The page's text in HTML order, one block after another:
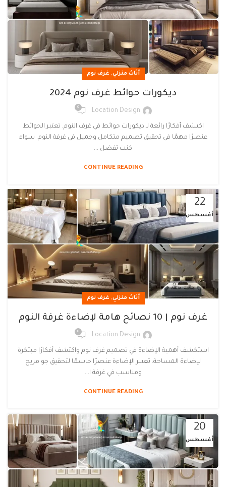
أثاث منزلي, غرف نوم
ديكورات حوائط غرف نوم 2024
Location Design
0
اكتشف أفكارًا رائعة لـ ديكورات حوائط في غرف النوم. تعتبر الحوائط
عنصرًا مهمًا في تحقيق تصميم متكامل وجميل في غرفة النوم. سواء
كنت تفضل ...
CONTINUE READING
22
أغسطس
أثاث منزلي, غرف نوم
غرف نوم | 10 نصائح هامة لإضاءة غرفة النوم
Location Design
0
استكشف أهمية الإضاءة في تصميم غرف نوم واكتشف أفكارًا مبتكرة
لإضاءة المساحة. تعتبر الإضاءة عنصرًا حاسمًا لتحقيق جو مريح
ومناسب في غرفة ا...
CONTINUE READING
20
أغسطس